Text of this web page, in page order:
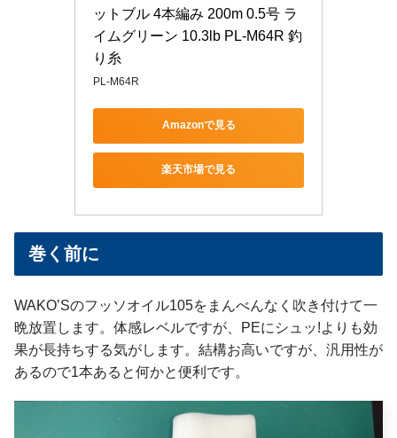
ットブル 4本編み 200m 0.5号 ラ
イムグリーン 10.3lb PL-M64R 釣
り糸
PL-M64R
Amazonで見る
楽天市場で見る
巻く前に
WAKO’Sのフッソオイル105をまんべんなく吹き付けて一
晩放置します。体感レベルですが、PEにシュッ!よりも効
果が長持ちする気がします。結構お高いですが、汎用性が
あるので1本あると何かと便利です。